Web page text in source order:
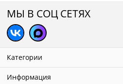
МЫ В СОЦ СЕТЯХ
Категории
Информация